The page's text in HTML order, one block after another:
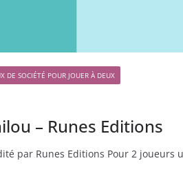
DE SOCIÉTÉ POUR JOUER À DEUX
– Runes Editions
par Runes Editions Pour 2 joueurs